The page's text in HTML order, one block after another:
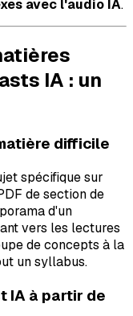
avec l'audio IA.
IA : un
difficile
spécifique sur
de section de
d'un
vers les lectures
de concepts à la
un syllabus.
IA à partir de